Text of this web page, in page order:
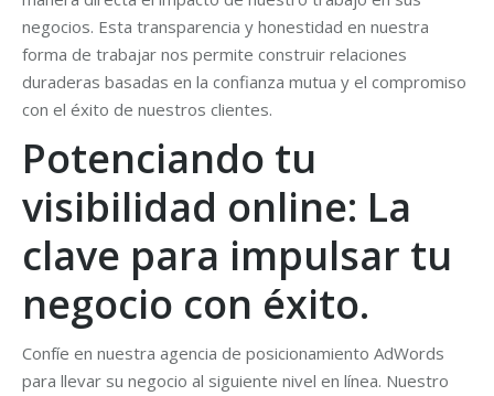
negocios. Esta transparencia y honestidad en nuestra
forma de trabajar nos permite construir relaciones
duraderas basadas en la confianza mutua y el compromiso
con el éxito de nuestros clientes.
Potenciando tu
visibilidad online: La
clave para impulsar tu
negocio con éxito.
Confíe en nuestra agencia de posicionamiento AdWords
para llevar su negocio al siguiente nivel en línea. Nuestro